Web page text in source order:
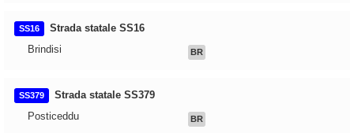
SS16
Strada statale SS16
Brindisi
BR
SS379
Strada statale SS379
Posticeddu
BR